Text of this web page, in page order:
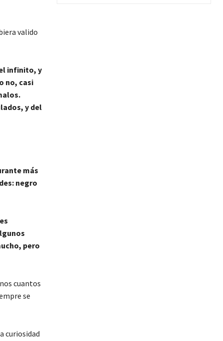
valido
infinito, y
no, casi
y del
más
negro
pero
cuantos
se
curiosidad